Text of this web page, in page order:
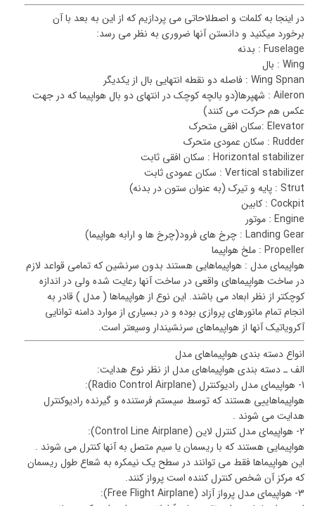
در اینجا به کلمات و اصطلاحاتی می پردازیم که از این به بعد با آن
برخورد میکنید و دانستن آنها ضروری به نظر می رسد:
Fuselage : بدنه
Wing : بال
Wing Spnan : فاصله دو نقطه انتهایی بال از یکدیگر
Aileron : شهپرها(دو بالچه کوچک در انتهای دو بال هواپیما که در جهت
عکس هم حرکت می کنند)
Elevator :سکان افقی متحرک
Rudder : سکان عمودی متحرک
Horizontal stabilizer : سکان افقی ثابت
Vertical stabilizer : سکان عمودی ثابت
Strut : پایه و تیرک (به عنوان ستون در بدنه)
Cockpit : کابین
Engine : موتور
Landing Gear : چرخ های فرود(چرخ ها و ارابه هواپیما)
Propeller : ملخ هواپیما
هواپیمای مدل : هواپیماهایی هستند بدون سرنشین که تمامی قواعد لازم
در ساخت هواپیماهای واقعی در ساخت آنها رعایت شده ولی در اندازه
کوچکتر از نظر ابعاد می باشند. این نوع از هواپیماها ( مدل ) قادر به
انجام تمام مانورهای پروازی بوده و در بسیاری از موارد دامنه توانایی
آکرویاتیک آنها از هواپیماهای سرنشیندار وسیعتر است.
انواع دسته بندی هواپیماهای مدل
الف ـ دسته بندی هواپیماهای مدل از نظر نوع هدایت:
1- هواپیمای مدل رادیوکنترل (Radio Control Airplane):
هواپیماهاییی هستند که توسط سیستم فرستنده و گیرنده رادیوکنترل
هدایت می شوند .
2- هواپیمای مدل کنترل لاین (Control Line Airplane):
هواپیمایی هستند که با ریسمان یا سیم متصل به آنها کنترل می شوند .
این هواپیماها فقط می توانند در سطح یک نیمکره به شعاع طول ریسمان
که مرکز آن شخص کنترل کننده است پرواز کنند.
3- هواپیمای مدل پرواز آزاد (Free Flight Airplane):